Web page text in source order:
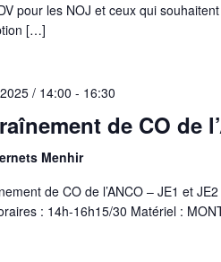
pour les NOJ et ceux qui
[…]
/ 14:00 - 16:30
de CO de
Menhir
de CO de l’ANCO – JE1 et
: 14h-16h15/30 Matériel :